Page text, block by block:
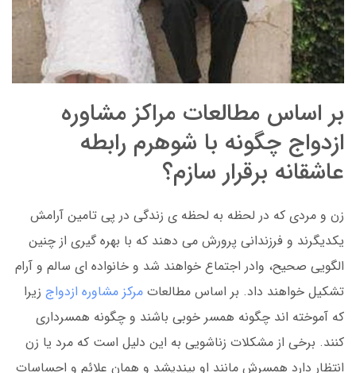
بر اساس مطالعات مراکز مشاوره
ازدواج چگونه با شوهرم رابطه
عاشقانه برقرار سازم؟
زن و مردی که در لحظه به لحظه ی زندگی در پی تامین آرامش
یکدیگرند و فرزندانی پرورش می دهند که با بهره گیری از چنین
الگویی صحیح، وادر اجتماع خواهند شد و خانواده ای سالم و آرام
تشکیل خواهند داد. بر اساس مطالعات مرکز مشاوره ازدواج زیرا
که آموخته اند چگونه همسر خوبی باشند و چگونه همسرداری
کنند. برخی از مشکلات زناشویی به این دلیل است که مرد یا زن
انتظار دارد همسرش مانند او بیندیشد و همان علائم و احساسات